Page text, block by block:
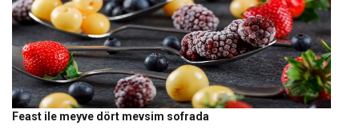
Feast ile meyve dört mevsim sofrada